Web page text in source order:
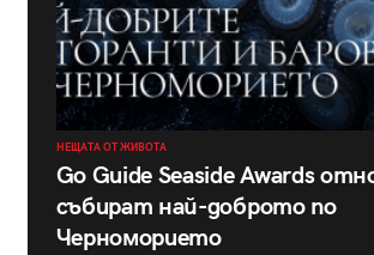
НЕЩАТА ОТ ЖИВОТА
Go Guide Seaside Awards
събират най-доброто по
Черноморието